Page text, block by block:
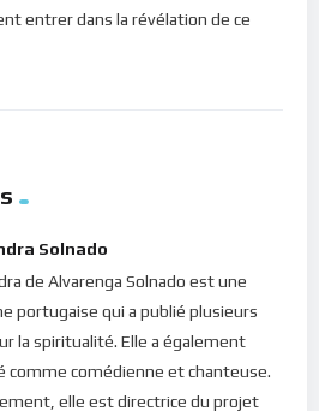
escomptée et nous serons déçu. Si
nous allons trop vite, nous
des forces avant de continuer la
on se demande comment faire
qui s’est dissipée le long du
plus où mettre de la tête et que la
nous devons simplement penser
à moi vous tous qui êtes
entrer dans la révélation de ce
Solnado
de Alvarenga Solnado est une
portugaise qui a publié plusieurs
la spiritualité. Elle a également
comme comédienne et chanteuse.
elle est directrice du projet